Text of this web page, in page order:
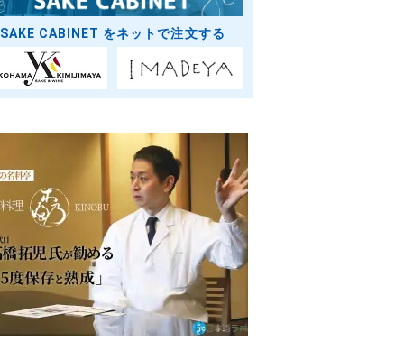
SAKE CABINET をネットで注文する